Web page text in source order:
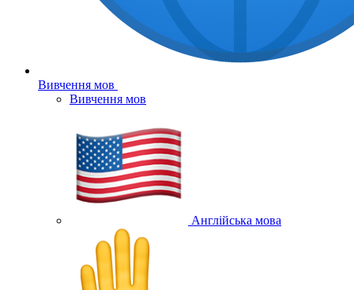
Вивчення мов
Вивчення мов
Англійська мова